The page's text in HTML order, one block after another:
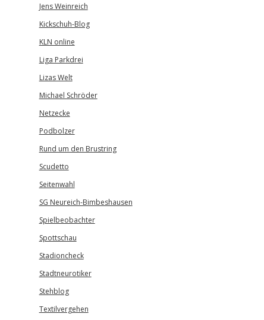
Jens Weinreich
Kickschuh-Blog
KLN online
Liga Parkdrei
Lizas Welt
Michael Schröder
Netzecke
Podbolzer
Rund um den Brustring
Scudetto
Seitenwahl
SG Neureich-Bimbeshausen
Spielbeobachter
Spottschau
Stadioncheck
Stadtneurotiker
Stehblog
Textilvergehen